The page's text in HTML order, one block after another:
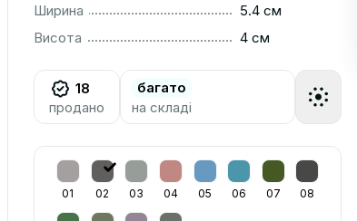
Ширина
5.4 см
Висота
4 см
18
продано
багато
на складі
01 02 03 04 05 06 07 08